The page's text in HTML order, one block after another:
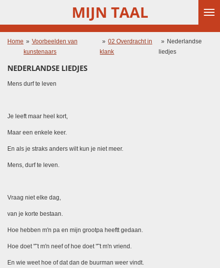
de
hoofdinhoud
MIJN TAAL
Home » Voorbeelden van
kunstenaars
» 02 Overdracht in
klank
» Nederlandse
liedjes
NEDERLANDSE LIEDJES
Mens durf te leven
Je leeft maar heel kort,
Maar een enkele keer.
En als je straks anders wilt kun je niet meer.
Mens, durf te leven.
Vraag niet elke dag,
van je korte bestaan.
Hoe hebben m'n pa en mijn grootpa heeftt gedaan.
Hoe doet "˜t m'n neef of hoe doet "˜t m'n vriend.
En wie weet hoe of dat dan de buurman weer vindt.